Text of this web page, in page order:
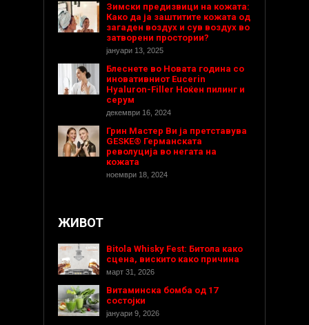
Зимски предизвици на кожата:
Како да ја заштитите кожата од
загаден воздух и сув воздух во
затворени простории?
јануари 13, 2025
Блеснете во Новата година со
иновативниот Eucerin
Hyaluron-Filler Ноќен пилинг и
серум
декември 16, 2024
Грин Мастер Ви ја претставува
GESKE® Германската
револуција во негата на
кожата
ноември 18, 2024
ЖИВОТ
Bitola Whisky Fest: Битола како
сцена, вискито како причина
март 31, 2026
Витаминска бомба од 17
состојки
јануари 9, 2026